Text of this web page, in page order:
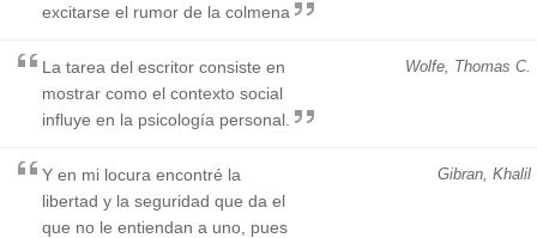
excitarse el rumor de la colmena
Wolfe, Thomas C.
La tarea del escritor consiste en
mostrar como el contexto social
influye en la psicología personal.
Gibran, Khalil
Y en mi locura encontré la
libertad y la seguridad que da el
que no le entiendan a uno, pues